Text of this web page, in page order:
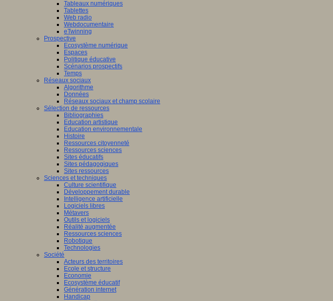
Tableaux numériques
Tablettes
Web radio
Webdocumentaire
eTwinning
Prospective
Ecosystème numérique
Espaces
Politique éducative
Scénarios prospectifs
Temps
Réseaux sociaux
Algorithme
Données
Réseaux sociaux et champ scolaire
Sélection de ressources
Bibliographies
Education artistique
Education environnementale
Histoire
Ressources citoyenneté
Ressources sciences
Sites éducatifs
Sites pédagogiques
Sites ressources
Sciences et techniques
Culture scientifique
Développement durable
Intelligence artificielle
Logiciels libres
Métavers
Outils et logiciels
Réalité augmentée
Ressources sciences
Robotique
Technologies
Société
Acteurs des territoires
Ecole et structure
Economie
Ecosystème éducatif
Génération internet
Handicap